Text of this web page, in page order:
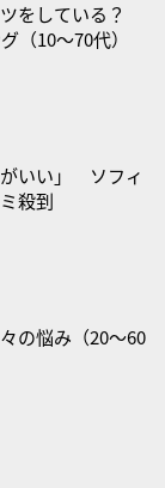
をしている？
（10〜70代）
がいい」 ソフィ
殺到
の悩み（20〜60